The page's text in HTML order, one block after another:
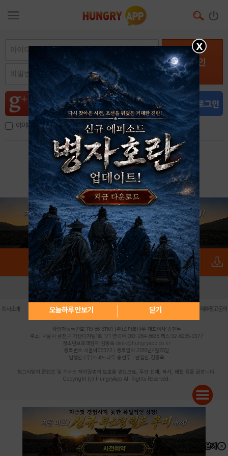
로그인
아이디, 이메일 저장
아이디 / 비밀번호 찾기 회원가입
X
오늘하루 안보기 닫기
로그인 PC버전 전체앱
회사소개 | 개인정보 처리방침 불법촬영물 신고센터 제휴광고문의
사업자등록번호:119-86-61101 (주)스마트나우 대표이사:송현두
주소: 서울시 금천구 가산디지털1로 171 연락처:063-284-8635 팩스:02-6265-0377
청소년보호책임자:김동욱 desk@hungryapp.co.kr
등록번호:서울아02322 | 등록일자:2016년4월25일
발행인:(주)스마트나우 송현두 | 편집인:김동욱
헝그리앱의 콘텐츠 및 기사는 저작권법의 보호를 받으므로, 무단 전재, 복사, 배포 등을 금합니다.
Copyright (c) HungryApp All Rights Reserved.